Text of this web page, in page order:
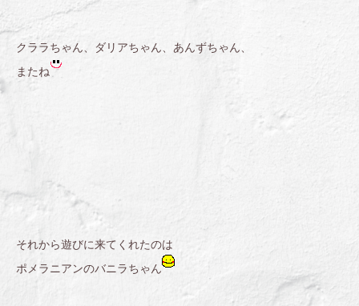
クララちゃん、ダリアちゃん、あんずちゃん、
またね
それから遊びに来てくれたのは
ポメラニアンのバニラちゃん